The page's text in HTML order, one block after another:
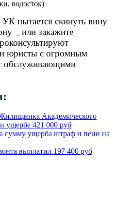
водосток)
пытается скинуть вину
или закажите
и юристы с огромным
обслуживающими
Академического
ущербе 421 000 руб
ущерба штраф и пени на
выплатил 197 400 руб